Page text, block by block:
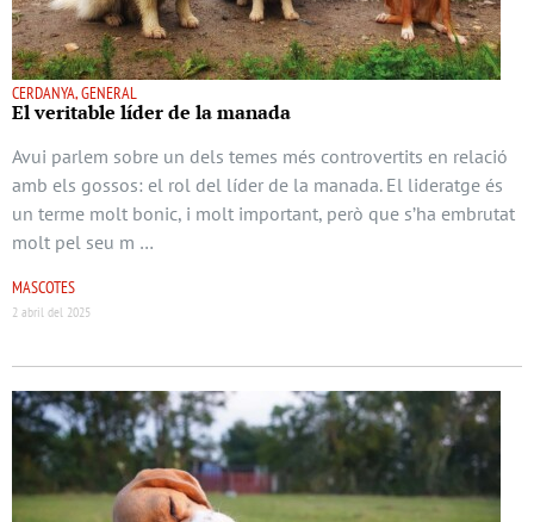
CERDANYA, GENERAL
El veritable líder de la manada
Avui parlem sobre un dels temes més controvertits en relació
amb els gossos: el rol del líder de la manada. El lideratge és
un terme molt bonic, i molt important, però que s’ha embrutat
molt pel seu m …
MASCOTES
2 abril del 2025